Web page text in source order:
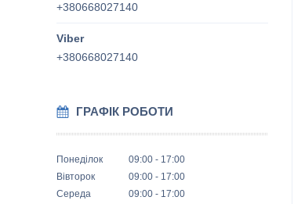
+380668027140
+380668027140
ГРАФІК РОБОТИ
Понеділок 09:00
17:00
Вівторок
09:00
17:00
Середа
09:00
17:00